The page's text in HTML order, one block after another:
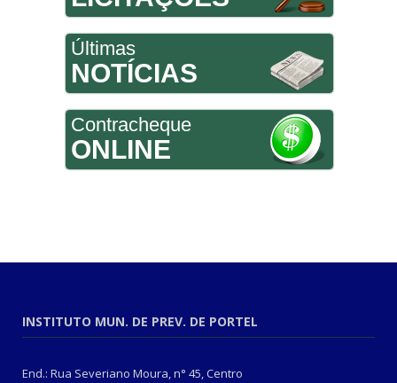
Últimas
NOTÍCIAS
Contracheque
ONLINE
INSTITUTO MUN. DE PREV. DE PORTEL
End.: Rua Severiano Moura, n° 45, Centro